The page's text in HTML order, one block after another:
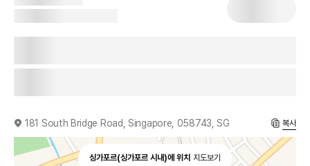
181 South Bridge Road, Singapore, 058743, SG 복사
싱가포르(싱가포르 시내)에 위치 지도보기